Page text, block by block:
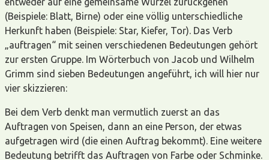
(Beispiele: Blatt, Birne) oder eine völlig unterschiedliche
Herkunft haben (Beispiele: Star, Kiefer, Tor). Das Verb
„auftragen“ mit seinen verschiedenen Bedeutungen gehört
zur ersten Gruppe. Im Wörterbuch von Jacob und Wilhelm
Grimm sind sieben Bedeutungen angeführt, ich will hier nur
vier skizzieren:
Bei dem Verb denkt man vermutlich zuerst an das
Auftragen von Speisen, dann an eine Person, der etwas
aufgetragen wird (die einen Auftrag bekommt). Eine weitere
Bedeutung betrifft das Auftragen von Farbe oder Schminke.